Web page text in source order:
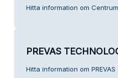
Hitta information om
PREVAS
Hitta information om